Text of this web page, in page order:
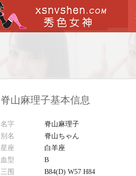
脊山麻理子基本信息
名字 脊山麻理子
别名
脊山ちゃん
星座
白羊座
血型
B
三围
B84(D) W57 H84